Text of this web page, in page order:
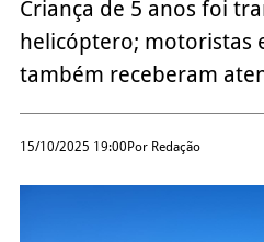
Criança de 5 anos foi
helicóptero; motoristas
também receberam
15/10/2025 19:00Por Redação